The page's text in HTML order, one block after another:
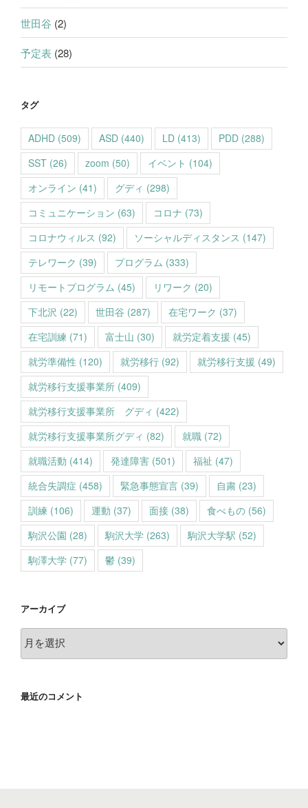
世田谷 (2)
予定表 (28)
タグ
ADHD (509) ASD (440) LD (413) PDD (288)
SST (26) zoom (50) イベント (104)
オンライン (41) グディ (298)
コミュニケーション (63) コロナ (73)
コロナウィルス (92) ソーシャルディスタンス (147)
テレワーク (39) プログラム (333)
リモートプログラム (45) リワーク (20)
下北沢 (22) 世田谷 (287) 在宅ワーク (37)
在宅訓練 (71) 富士山 (30) 就労定着支援 (45)
就労準備性 (120) 就労移行 (92) 就労移行支援 (49)
就労移行支援事業所 (409)
就労移行支援事業所 グディ (422)
就労移行支援事業所グディ (82) 就職 (72)
就職活動 (414) 発達障害 (501) 福祉 (47)
統合失調症 (458) 緊急事態宣言 (39) 自粛 (23)
訓練 (106) 運動 (37) 面接 (38) 食べもの (56)
駒沢公園 (28) 駒沢大学 (263) 駒沢大学駅 (52)
駒澤大学 (77) 鬱 (39)
アーカイブ
ア
ー
イ
最近のコメント